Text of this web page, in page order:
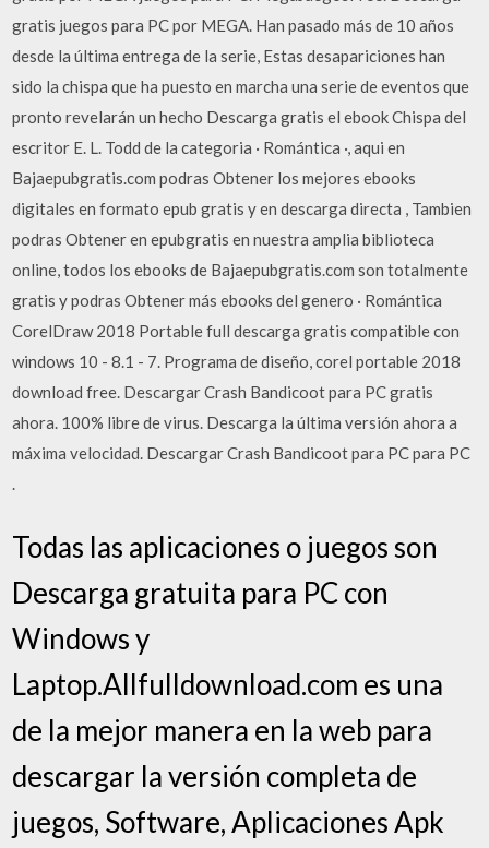
gratis juegos para PC por MEGA. Han pasado más de 10 años
desde la última entrega de la serie, Estas desapariciones han
sido la chispa que ha puesto en marcha una serie de eventos que
pronto revelarán un hecho Descarga gratis el ebook Chispa del
escritor E. L. Todd de la categoria · Romántica ·, aqui en
Bajaepubgratis.com podras Obtener los mejores ebooks
digitales en formato epub gratis y en descarga directa , Tambien
podras Obtener en epubgratis en nuestra amplia biblioteca
online, todos los ebooks de Bajaepubgratis.com son totalmente
gratis y podras Obtener más ebooks del genero · Romántica
CorelDraw 2018 Portable full descarga gratis compatible con
windows 10 - 8.1 - 7. Programa de diseño, corel portable 2018
download free. Descargar Crash Bandicoot para PC gratis
ahora. 100% libre de virus. Descarga la última versión ahora a
máxima velocidad. Descargar Crash Bandicoot para PC para PC
.
Todas las aplicaciones o juegos son
Descarga gratuita para PC con
Windows y
Laptop.Allfulldownload.com es una
de la mejor manera en la web para
descargar la versión completa de
juegos, Software, Aplicaciones Apk